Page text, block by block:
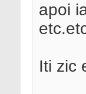
apoi
Iti zic